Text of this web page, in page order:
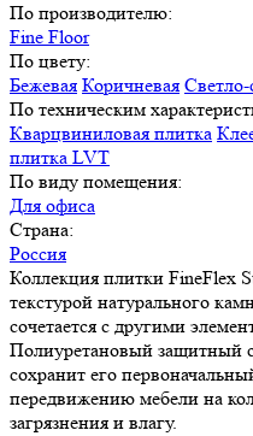
По производителю:
Fine Floor
По цвету:
Бежевая Коричневая Светло-
По техническим
Кварцвиниловая плитка
плитка LVT
По виду помещения:
Для офиса
Страна:
Россия
Коллекция плитки FineFlex
текстурой натурального
сочетается с другими
Полиуретановый защитный
сохранит его
передвижению мебели на
загрязнения и влагу.